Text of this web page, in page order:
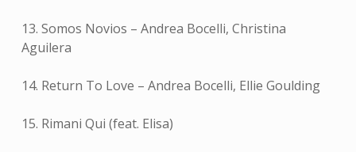
13. Somos Novios – Andrea Bocelli, Christina
Aguilera
14. Return To Love – Andrea Bocelli, Ellie Goulding
15. Rimani Qui (feat. Elisa)